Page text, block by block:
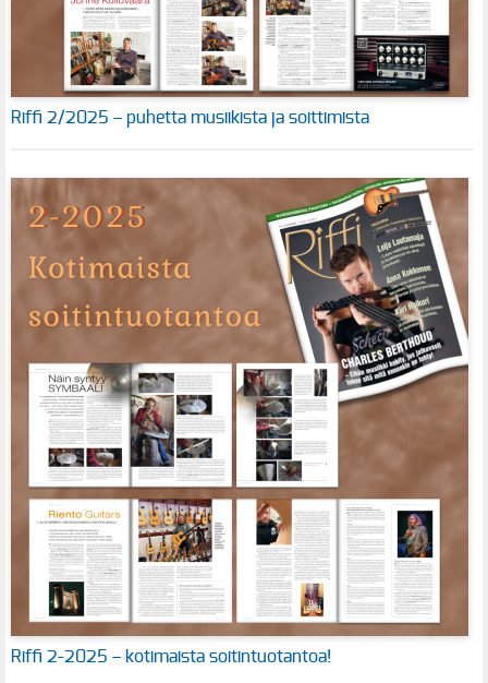
Riffi 2/2025 – puhetta musiikista ja soittimista
Riffi 2-2025 – kotimaista soitintuotantoa!